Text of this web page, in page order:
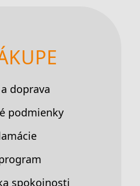
doprava
podmienky
spokojnosti